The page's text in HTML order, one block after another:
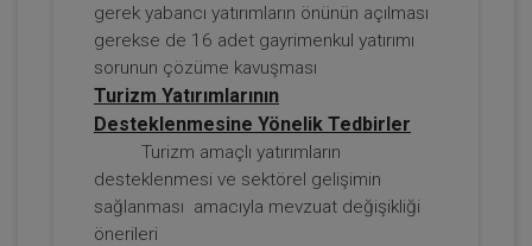
Sorumluluk Hukuku - IV. Borçlar Hukuku
Kongresi - III. Oturum
360 TL Sepete Ekle
gerek yabancı yatırımların önünün açılması
gerekse de 16 adet gayrimenkul yatırımı
sorunun çözüme kavuşması
Turizm Yatırımlarının
Desteklenmesine Yönelik Tedbirler
Turizm amaçlı yatırımların
desteklenmesi ve sektörel gelişimin
sağlanması amacıyla mevzuat değişikliği
önerileri